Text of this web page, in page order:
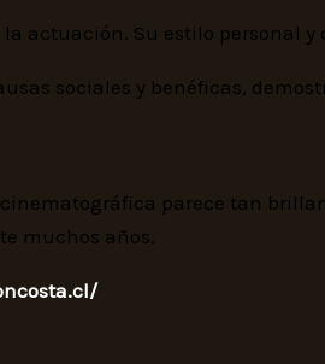
actuación. Su estilo personal
sociales y benéficas,
parece tan
muchos años.